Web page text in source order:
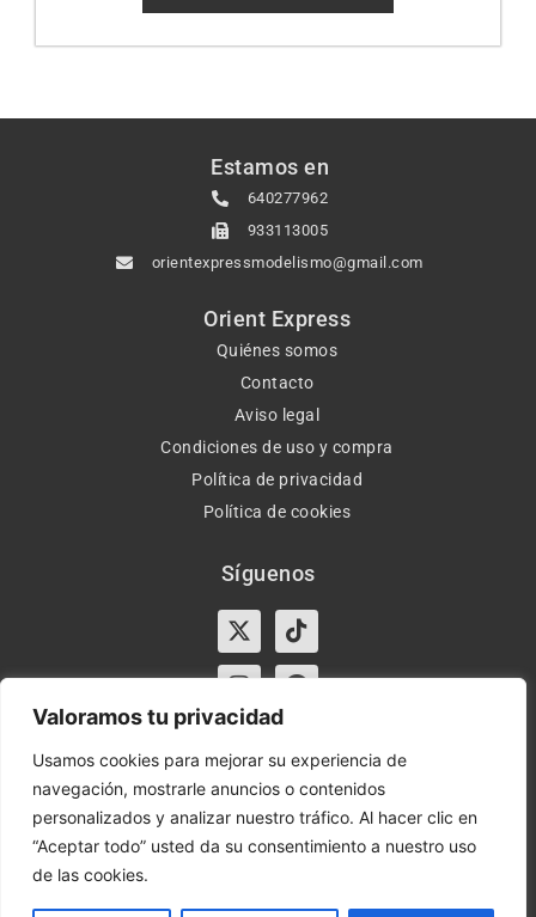
Valoramos tu privacidad
Usamos cookies para mejorar su experiencia de
navegación, mostrarle anuncios o contenidos
personalizados y analizar nuestro tráfico. Al hacer clic en
“Aceptar todo” usted da su consentimiento a nuestro uso
de las cookies.
Estamos en
640277962
933113005
orientexpressmodelismo@gmail.com
Orient Express
Quiénes somos
Contacto
Aviso legal
Condiciones de uso y compra
Política de privacidad
Política de cookies
Síguenos
X-
twitter
Tiktok
InstagramFacebook
Horario:
Lun-Vie de 10:00-13:30 y 17:00-20:00 – Sáb de
10:00-13:30
Orient Express | Copyright 2021 © Todos los derechos